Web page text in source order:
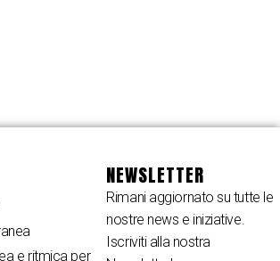
e ritmica per
NEWSLETTER
Rimani aggiornato su tutte le
nostre news e iniziative.
Iscriviti alla nostra